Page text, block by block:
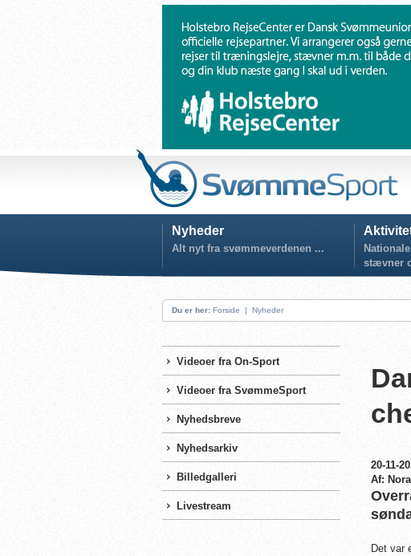
Nyheder
Alt nyt fra svømmeverdenen ...
stævner
Du er her: Forside | Nyheder
Videoer fra On-Sport
Videoer fra SvømmeSport
Nyhedsbreve
Nyhedsarkiv
Billedgalleri
Livestream
20-11-
Af:
Det var